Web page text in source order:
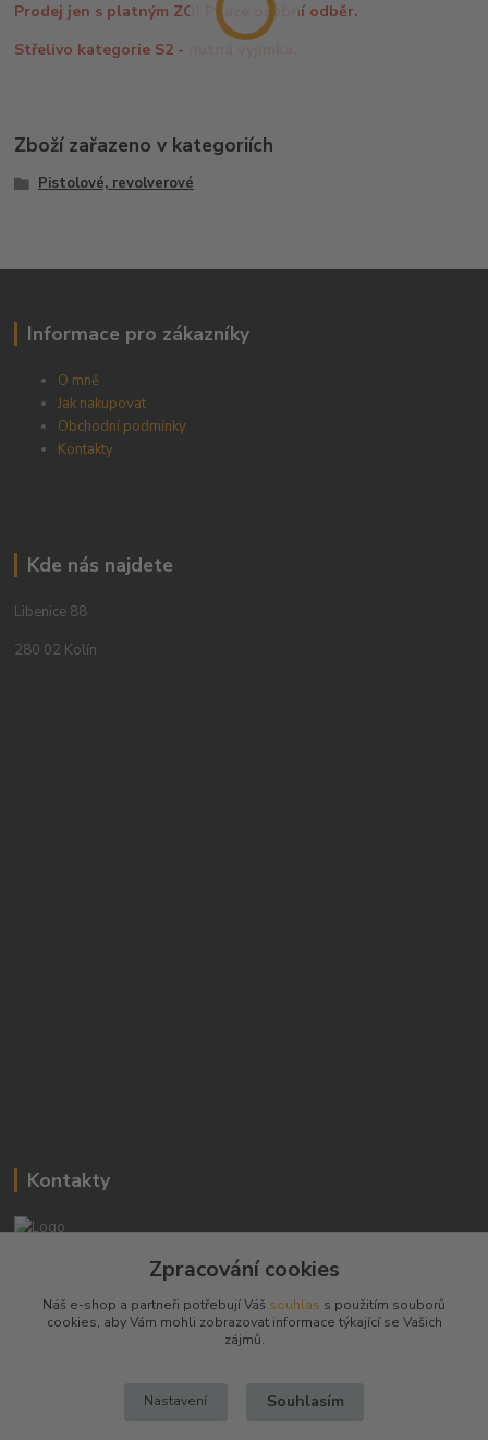
Prodej jen s platným ZO! Pouze osobní odběr.
Střelivo kategorie S2 - nutná vyjímka.
Zboží zařazeno v kategoriích
Pistolové, revolverové
Informace pro zákazníky
O mně
Jak nakupovat
Obchodní podmínky
Kontakty
Kde nás najdete
Libenice 88
280 02 Kolín
Kontakty
+420 603794370
zbranenaboje@seznam.cz
Zpracování cookies
Náš e-shop a partneři potřebují Váš souhlas s použitím souborů
cookies, aby Vám mohli zobrazovat informace týkající se Vašich
zájmů.
Nastavení Souhlasím